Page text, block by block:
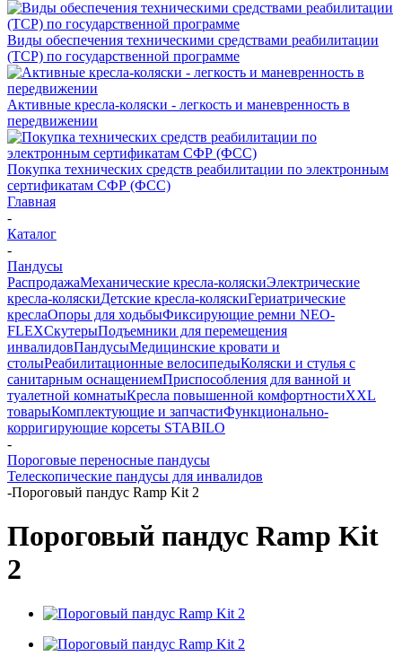
Виды обеспечения техническими средствами реабилитации
(ТСР) по государственной программе
Активные кресла-коляски - легкость и маневренность в
передвижении
Покупка технических средств реабилитации по электронным
сертификатам СФР (ФСС)
Главная
-
Каталог
-
Пандусы
РаспродажаМеханические кресла-коляскиЭлектрические
кресла-коляскиДетские кресла-коляскиГериатрические
креслаОпоры для ходьбыФиксирующие ремни NEO-
FLEXСкутерыПодъемники для перемещения
инвалидовПандусыМедицинские кровати и
столыРеабилитационные велосипедыКоляски и стулья с
санитарным оснащениемПриспособления для ванной и
туалетной комнатыКресла повышенной комфортностиXXL
товарыКомплектующие и запчастиФункционально-
корригирующие корсеты STABILO
-
Пороговые переносные пандусы
Телескопические пандусы для инвалидов
-Пороговый пандус Ramp Kit 2
Пороговый пандус Ramp Kit
2